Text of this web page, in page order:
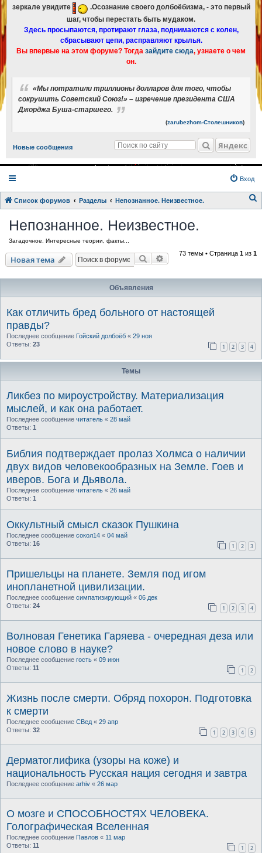
зеркале увидите
.Осознание своего долбоёбизма, - это первый
шаг, чтобы перестать быть мудаком.
Здесь просыпаются, протирают глаза, поднимаются с колен,
сбрасывают цепи, расправляют крылья.
Вы впервые на этом форуме? Тогда зайдите сюда, узнаете о чем
он.
«Мы потратили триллионы долларов для того, чтобы
сокрушить Советский Союз!» – изречение президента США
Джорджа Буша-старшего.
(zarubezhom-Столешников)
Новые сообщения Яндекс
Вход
Список форумов Разделы Непознанное. Неизвестное.
Непознанное. Неизвестное.
Загадочное. Интересные теории, факты...
Новая тема Поиск Расширенный поиск
73 темы • Страница 1 из 1
Объявления
Как отличить бред больного от настоящей
правды?
Последнее сообщение Гойский долбоёб « 29 ноя
Ответы: 23 1 2 3 4
Темы
Ликбез по мироустройству. Материализация
мыслей, и как она работает.
Последнее сообщение читатель « 28 май
Ответы: 1
Библия подтверждает пролаз Холмса о наличии
двух видов человекообразных на Земле. Гоев и
иверов. Бога и Дьявола.
Последнее сообщение читатель « 26 май
Ответы: 1
Оккультный смысл сказок Пушкина
Последнее сообщение сокол14 « 04 май
Ответы: 16 1 2 3
Пришельцы на планете. Земля под игом
инопланетной цивилизации.
Последнее сообщение симпатизирующий « 06 дек
Ответы: 24 1 2 3 4
Волновая Генетика Гаряева - очередная деза или
новое слово в науке?
Последнее сообщение гость « 09 июн
Ответы: 11 1 2
Жизнь после смерти. Обряд похорон. Подготовка
к смерти
Последнее сообщение СВед « 29 апр
Ответы: 32 1 2 3 4 5
Дерматоглифика (узоры на коже) и
национальность Русская нация сегодня и завтра
Последнее сообщение arhiv « 26 мар
О мозге и СПОСОБНОСТЯХ ЧЕЛОВЕКА.
Голографическая Вселенная
Последнее сообщение Павлов « 11 мар
Ответы: 11 1 2